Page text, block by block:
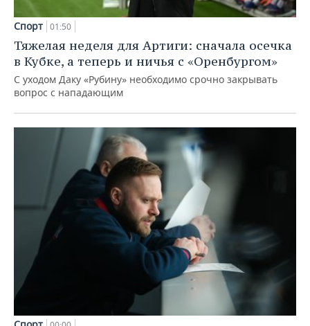
Спорт 01:50
Тяжелая неделя для Артиги: сначала осечка
в Кубке, а теперь и ничья с «Оренбургом»
С уходом Даку «Рубину» необходимо срочно закрывать
вопрос с нападающим